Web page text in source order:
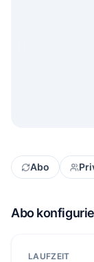
Abo
Abo
LAUFZEIT